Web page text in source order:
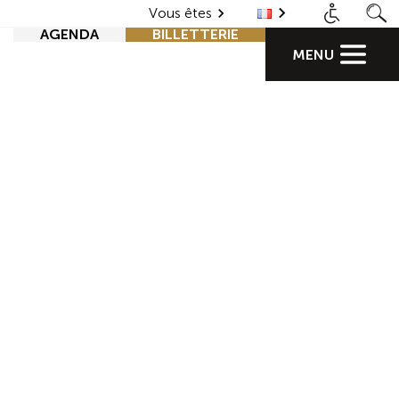
Vous êtes
AGENDA
BILLETTERIE
MENU